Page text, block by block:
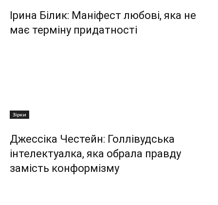
Ірина Білик: Маніфест любові, яка не
має терміну придатності
Зірки
Джессіка Честейн: Голлівудська
інтелектуалка, яка обрала правду
замість конформізму